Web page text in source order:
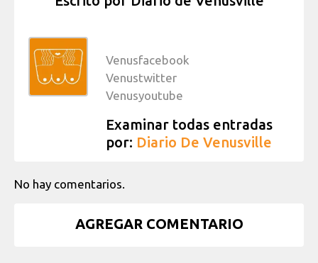
Venusfacebook
Venustwitter
Venusyoutube
Examinar todas entradas
por: Diario De Venusville
No hay comentarios.
AGREGAR COMENTARIO